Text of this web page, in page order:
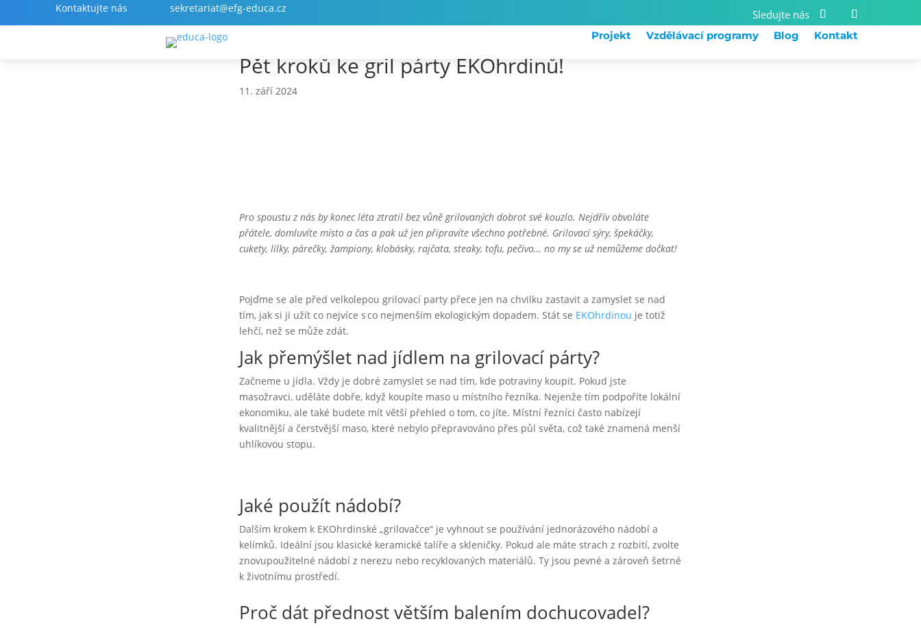
sekretariat@efg-educa.cz
Projekt Vzdělávací programy Blog Kontakt
Pět kroků ke gril párty EKOhrdinů!
11. září 2024
Pro spoustu z nás by konec léta ztratil bez vůně grilovaných dobrot své kouzlo. Nejdřív obvoláte
přátele, domluvíte místo a čas a pak už jen připravíte všechno potřebné. Grilovací sýry, špekáčky,
cukety, lilky, párečky, žampiony, klobásky, rajčata, steaky, tofu, pečivo… no my se už nemůžeme dočkat!
Pojďme se ale před velkolepou grilovací party přece jen na chvilku zastavit a zamyslet se nad
tím, jak si ji užít co nejvíce s co nejmenším ekologickým dopadem. Stát se EKOhrdinou je totiž
lehčí, než se může zdát.
Jak přemýšlet nad jídlem na grilovací párty?
Začneme u jídla. Vždy je dobré zamyslet se nad tím, kde potraviny koupit. Pokud jste
masožravci, uděláte dobře, když koupíte maso u místního řezníka. Nejenže tím podpoříte lokální
ekonomiku, ale také budete mít větší přehled o tom, co jíte. Místní řezníci často nabízejí
kvalitnější a čerstvější maso, které nebylo přepravováno přes půl světa, což také znamená menší
uhlíkovou stopu.
Jaké použít nádobí?
Dalším krokem k EKOhrdinské „grilovačce“ je vyhnout se používání jednorázového nádobí a
kelímků. Ideální jsou klasické keramické talíře a skleničky. Pokud ale máte strach z rozbití, zvolte
znovupoužitelné nádobí z nerezu nebo recyklovaných materiálů. Ty jsou pevné a zároveň šetrné
k životnímu prostředí.
Proč dát přednost větším balením dochucovadel?